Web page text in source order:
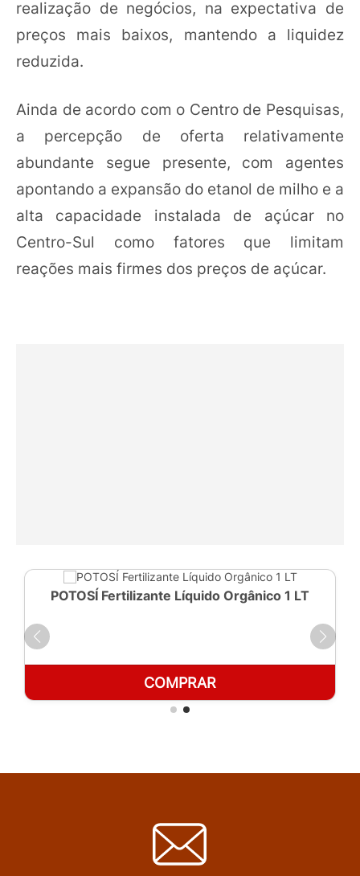
realização de negócios, na expectativa de
preços mais baixos, mantendo a liquidez
reduzida.
Ainda de acordo com o Centro de Pesquisas,
a percepção de oferta relativamente
abundante segue presente, com agentes
apontando a expansão do etanol de milho e a
alta capacidade instalada de açúcar no
Centro-Sul como fatores que limitam
reações mais firmes dos preços de açúcar.
POTOSÍ Fertilizante Líquido Orgânico 1 LT
COMPRAR